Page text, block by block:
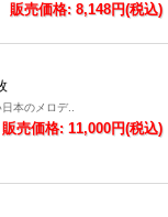
販売価格: 8,148円(税込)
本のメロデ..
販売価格: 11,000円(税込)